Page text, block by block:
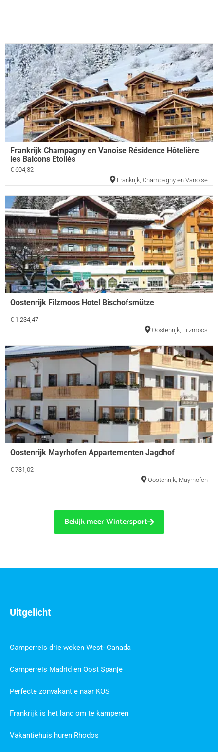
Frankrijk Champagny en Vanoise Résidence Hôtelière
les Balcons Etoilés
€ 604,32
Frankrijk Champagny en Vanoise
Oostenrijk Filzmoos Hotel Bischofsmütze
€ 1.234,47
Oostenrijk Filzmoos
Oostenrijk Mayrhofen Appartementen Jagdhof
€ 731,02
Oostenrijk Mayrhofen
Bekijk meer Wintersport
Uitgelicht
Camperreis drie weken West- Canada
Camperreis Madrid en Oost Spanje
Perfecte zonvakantie naar KOS
Frankrijk is het land om te kamperen
Vakantiehuis huren Rhodos